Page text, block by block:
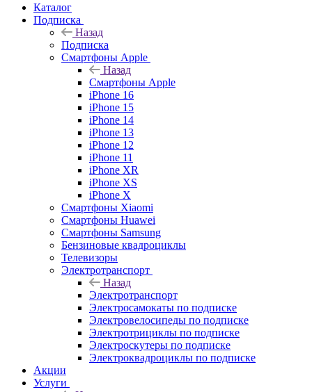
Каталог
Подписка
Назад
Подписка
Смартфоны Apple
Назад
Смартфоны Apple
iPhone 16
iPhone 15
iPhone 14
iPhone 13
iPhone 12
iPhone 11
iPhone XR
iPhone XS
iPhone X
Смартфоны Xiaomi
Смартфоны Huawei
Смартфоны Samsung
Бензиновые квадроциклы
Телевизоры
Электротранспорт
Назад
Электротранспорт
Электросамокаты по подписке
Электровелосипеды по подписке
Электротрициклы по подписке
Электроскутеры по подписке
Электроквадроциклы по подписке
Акции
Услуги